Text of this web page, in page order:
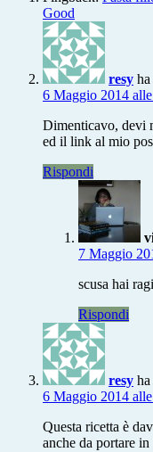
Good
resy ha
6 Maggio 2014 alle
Dimenticavo, devi
ed il link al mio
Rispondi
7 Maggio
scusa hai
Rispondi
resy ha
6 Maggio 2014
Questa ricetta è
anche da portare